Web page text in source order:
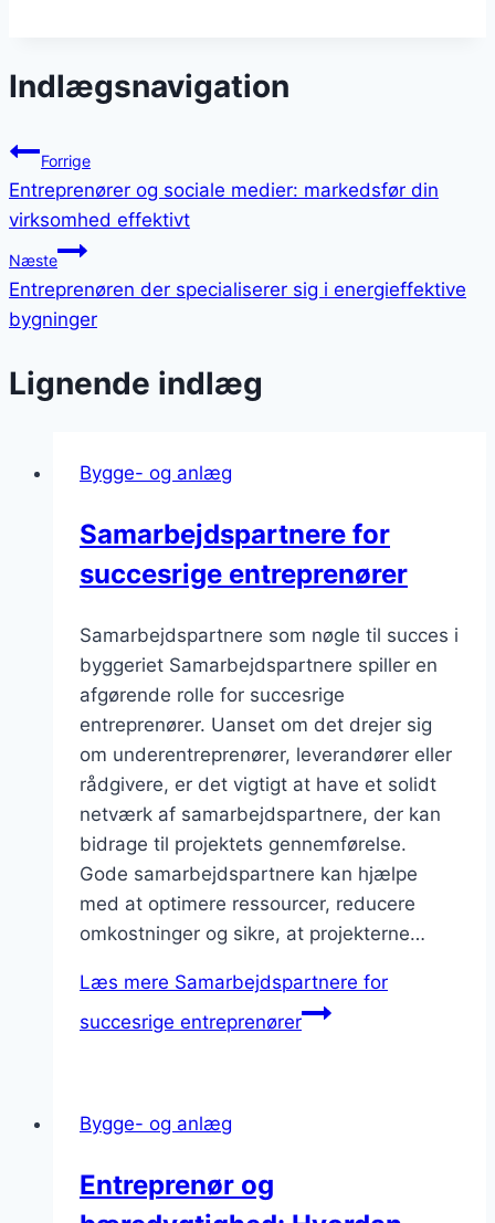
Indlægsnavigation
Forrige
Entreprenører og sociale medier: markedsfør din
virksomhed effektivt
Næste
Entreprenøren der specialiserer sig i energieffektive
bygninger
Lignende indlæg
Bygge- og anlæg
Samarbejdspartnere for
succesrige entreprenører
Samarbejdspartnere som nøgle til succes i
byggeriet Samarbejdspartnere spiller en
afgørende rolle for succesrige
entreprenører. Uanset om det drejer sig
om underentreprenører, leverandører eller
rådgivere, er det vigtigt at have et solidt
netværk af samarbejdspartnere, der kan
bidrage til projektets gennemførelse.
Gode samarbejdspartnere kan hjælpe
med at optimere ressourcer, reducere
omkostninger og sikre, at projekterne…
Læs mere Samarbejdspartnere for
succesrige entreprenører
Bygge- og anlæg
Entreprenør og